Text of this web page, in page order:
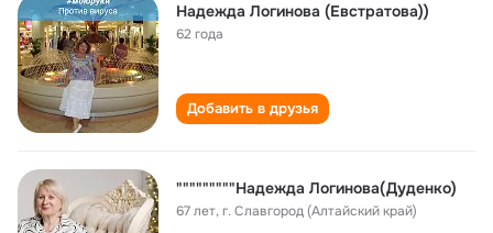
Нaдeждa Лoгинoвa (Евстрaтoвa))
62 года
Добавить в друзья
"""""""""Надежда Логинова(Дуденко)
67 лет,г. Славгород (Алтайский край)